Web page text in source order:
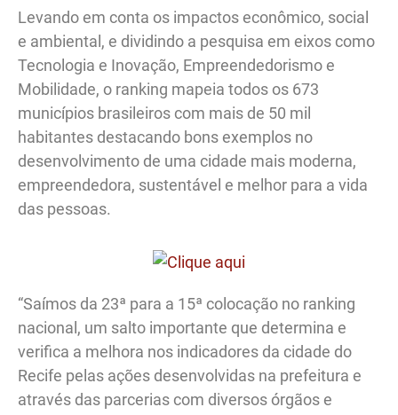
Levando em conta os impactos econômico, social
e ambiental, e dividindo a pesquisa em eixos como
Tecnologia e Inovação, Empreendedorismo e
Mobilidade, o ranking mapeia todos os 673
municípios brasileiros com mais de 50 mil
habitantes destacando bons exemplos no
desenvolvimento de uma cidade mais moderna,
empreendedora, sustentável e melhor para a vida
das pessoas.
“Saímos da 23ª para a 15ª colocação no ranking
nacional, um salto importante que determina e
verifica a melhora nos indicadores da cidade do
Recife pelas ações desenvolvidas na prefeitura e
através das parcerias com diversos órgãos e